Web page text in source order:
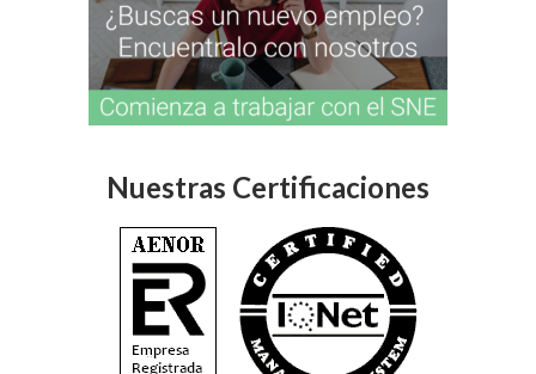
Nuestras Certificaciones